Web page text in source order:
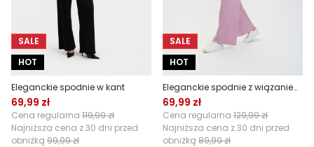
SALE
HOT
Eleganckie spodnie w kant
69,99 zł
Cena regularna 119,99 zł
Najniższa cena z 30 dni przed
obniżką 99,99 zł
SALE
HOT
Eleganckie spodnie z wiązaniem róż
69,99 zł
Cena regularna 129,99 zł
Najniższa cena z 30 dni przed
obniżką 89,99 zł